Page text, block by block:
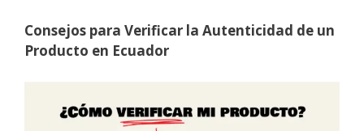
Consejos para Verificar la Autenticidad de un
Producto en Ecuador